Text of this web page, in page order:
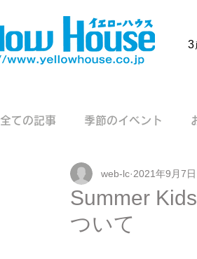
3
全ての記事 季節のイベント
Summer
ついて
web-lc 2021年9月7日